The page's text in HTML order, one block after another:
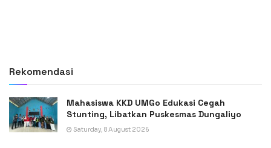
Rekomendasi
Mahasiswa KKD UMGo Edukasi Cegah
Stunting, Libatkan Puskesmas Dungaliyo
Saturday, 8 August 2026